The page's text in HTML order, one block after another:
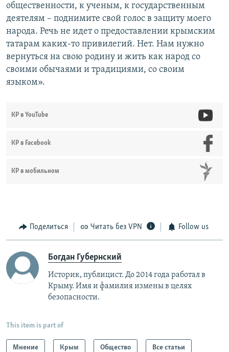
общественности, к ученым, к государственным
деятелям – поднимите свой голос в защиту моего
народа. Речь не идет о предоставлении крымским
татарам каких-то привилегий. Нет. Нам нужно
вернуться на свою родину и жить как народ со
своими обычаями и традициями, со своим
языком».
КР в YouTube
КР в Facebook
КР в мобильном
Поделиться Читать без VPN Follow us
Богдан Губернский
Историк, публицист. До 2014 года работал в
Крыму. Имя и фамилия измены в целях
безопасности.
This item is part of
Мнение Крым Общество Все статьи